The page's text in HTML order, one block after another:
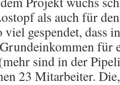
als auch für
gespendet, dass
für
sind in der
23 Mitarbeiter.